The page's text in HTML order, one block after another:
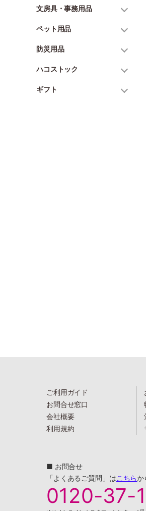
文房具・事務用品
ペット用品
防災用品
ハコストック
ギフト
ご利用ガイド
お問合せ窓口
会社概要
利用規約
■ お問合せ
「よくあるご質問」はこちらか
0120-37-